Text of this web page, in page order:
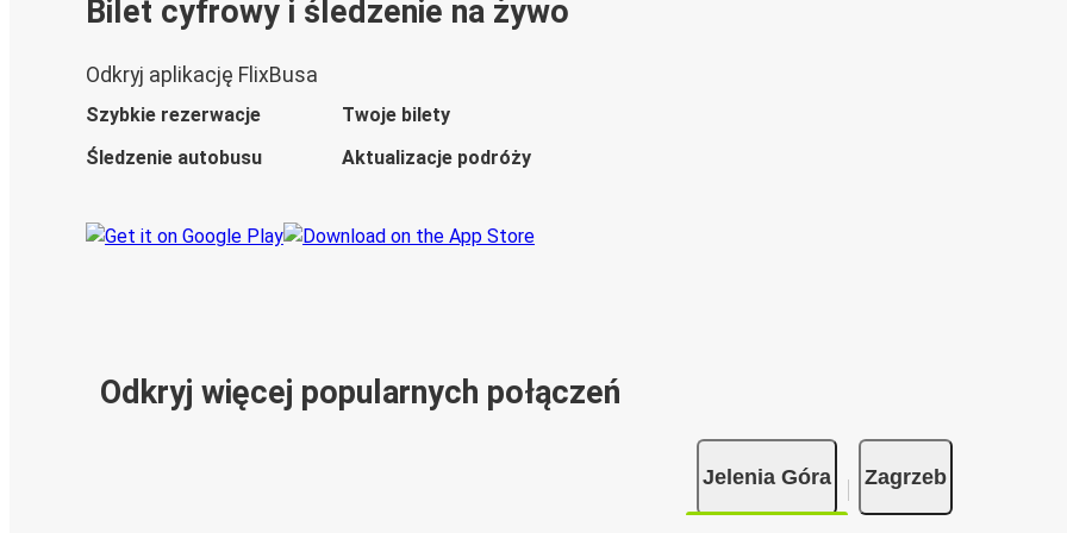
Bilet cyfrowy i śledzenie na żywo
Odkryj aplikację FlixBusa
Szybkie rezerwacje
Twoje bilety
Śledzenie autobusu
Aktualizacje podróży
Odkryj więcej popularnych połączeń
Jelenia Góra Zagrzeb